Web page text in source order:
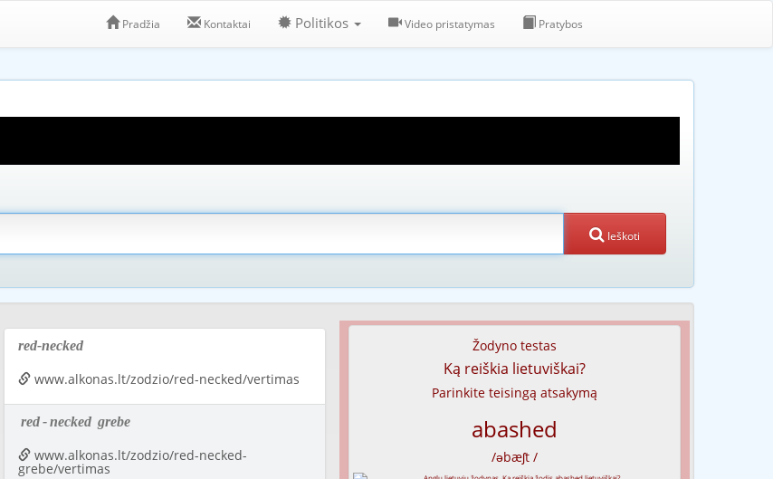
Pradžia Kontaktai Politikos Video pristatymas Pratybos
Ieškoti
red-necked
www.alkonas.lt/zodzio/red-necked/vertimas
red-necked grebe
www.alkonas.lt/zodzio/red-necked-
grebe/vertimas
Žodyno testas
Ką reiškia lietuviškai?
Parinkite teisingą atsakymą
abashed
/əbæʃt /